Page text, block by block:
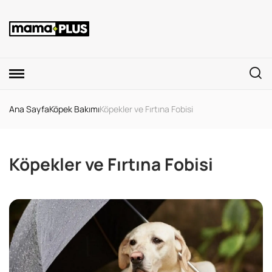
Ana SayfaKöpek BakımıKöpekler ve Fırtına Fobisi
Köpekler ve Fırtına Fobisi